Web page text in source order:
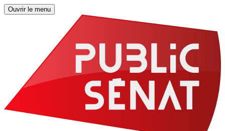
Ouvrir le menu